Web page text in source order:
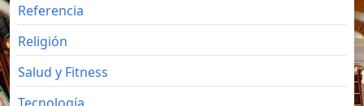
Referencia
Religión
Salud y Fitness